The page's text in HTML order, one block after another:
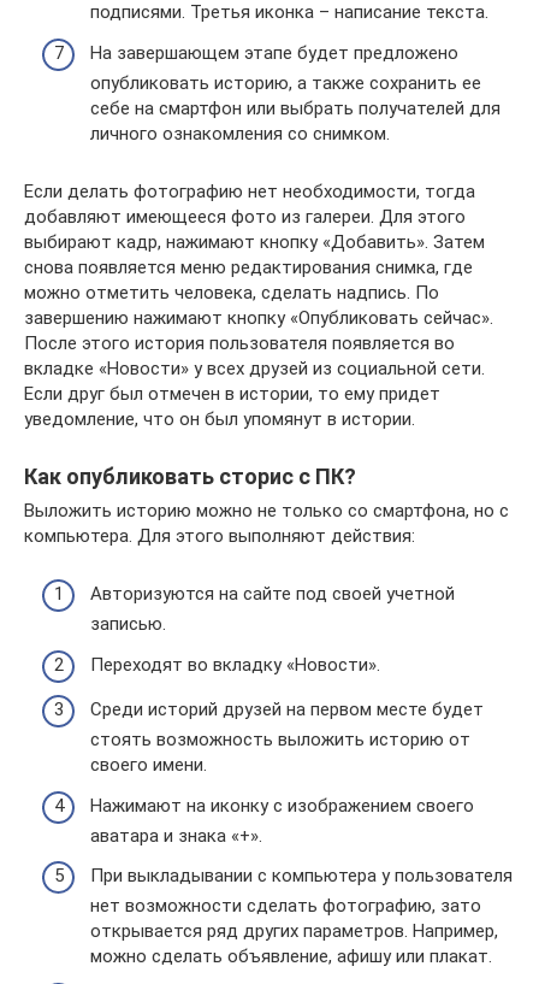
подписями. Третья иконка – написание текста.
На завершающем этапе будет предложено
опубликовать историю, а также сохранить ее
себе на смартфон или выбрать получателей для
личного ознакомления со снимком.
Если делать фотографию нет необходимости, тогда
добавляют имеющееся фото из галереи. Для этого
выбирают кадр, нажимают кнопку «Добавить». Затем
снова появляется меню редактирования снимка, где
можно отметить человека, сделать надпись. По
завершению нажимают кнопку «Опубликовать сейчас».
После этого история пользователя появляется во
вкладке «Новости» у всех друзей из социальной сети.
Если друг был отмечен в истории, то ему придет
уведомление, что он был упомянут в истории.
Как опубликовать сторис с ПК?
Выложить историю можно не только со смартфона, но с
компьютера. Для этого выполняют действия:
Авторизуются на сайте под своей учетной
записью.
Переходят во вкладку «Новости».
Среди историй друзей на первом месте будет
стоять возможность выложить историю от
своего имени.
Нажимают на иконку с изображением своего
аватара и знака «+».
При выкладывании с компьютера у пользователя
нет возможности сделать фотографию, зато
открывается ряд других параметров. Например,
можно сделать объявление, афишу или плакат.